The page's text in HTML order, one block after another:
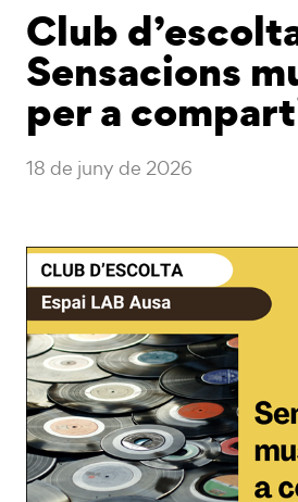
Club
Sensacions
per a
18 de juny de 2026